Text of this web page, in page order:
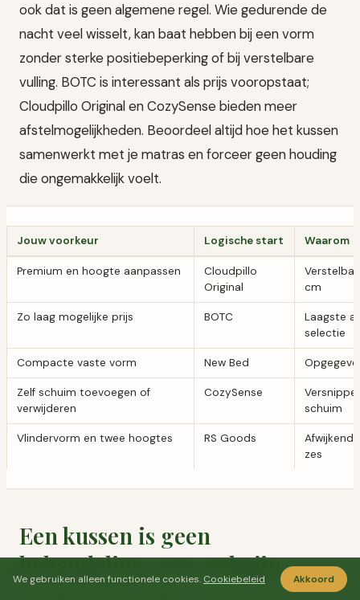
ook dat is geen algemene regel. Wie gedurende de
nacht veel wisselt, kan baat hebben bij een vorm
zonder sterke positiebeperking of bij verstelbare
vulling. BOTC is interessant als prijs vooropstaat;
Cloudpillo Original en CozySense bieden meer
afstelmogelijkheden. Beoordeel altijd hoe het kussen
samenwerkt met je matras en forceer geen houding
die ongemakkelijk voelt.
Jouw voorkeur Logische start Waarom
Premium en hoogte aanpassen
Cloudpillo
Original
cm
Zo laag mogelijke prijs BOTC
Laagste
selectie
Compacte vaste vorm New Bed
Zelf schuim toevoegen of
verwijderen
CozySense
schuim
Vlindervorm en twee hoogtes RS Goods
zes
Een kussen is geen
behandeling voor nekpijn
We gebruiken alleen functionele cookies. Cookiebeleid Akkoord